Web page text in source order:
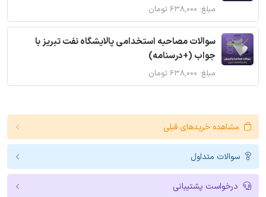
مبلغ: ۶۳۸,۰۰۰ تومان
سوالات مصاحبه استخدامی پالایشگاه نفت تبریز با
جواب (+درسنامه)
مبلغ: ۶۳۸,۰۰۰ تومان
مشاهده خریدهای قبلی
سوالات متداول
درخواست پشتیبانی